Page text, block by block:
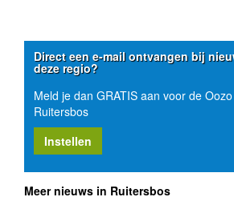
Direct een e-mail ontvangen bij
deze regio?
Meld je dan GRATIS aan voor de
Ruitersbos
Instellen
Meer nieuws in Ruitersbos